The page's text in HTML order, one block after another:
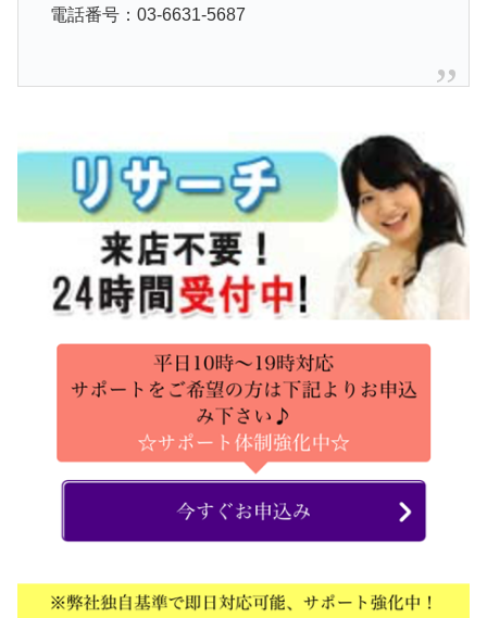
電話番号：03-6631-5687